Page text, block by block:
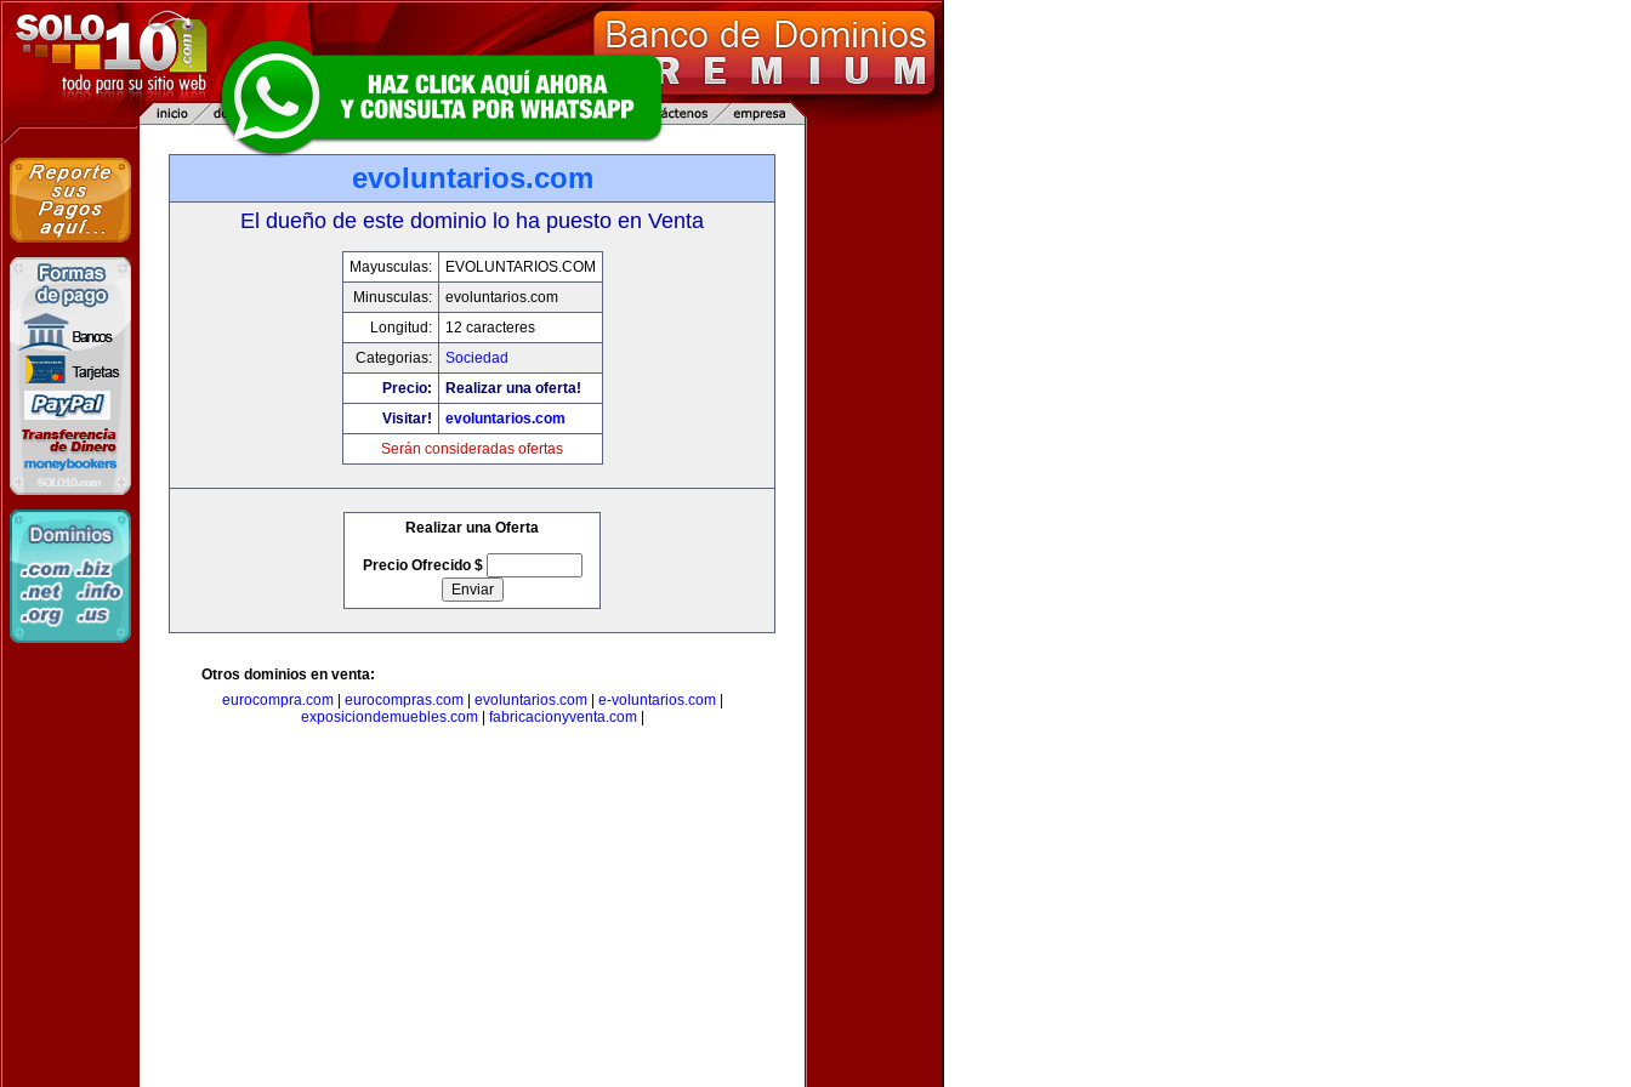
evoluntarios.com
El dueño de este dominio lo ha puesto en Venta
Mayusculas:
EVOLUNTARIOS.COM
Minusculas:
evoluntarios.com
Longitud:
12 caracteres
Categorias:
Sociedad
Precio:
Realizar una oferta!
Visitar!
evoluntarios.com
Serán consideradas ofertas
Realizar una Oferta
Precio Ofrecido $
Otros dominios en venta:
eurocompra.com| eurocompras.com| evoluntarios.com| e-voluntarios.com|
exposiciondemuebles.com| fabricacionyventa.com|